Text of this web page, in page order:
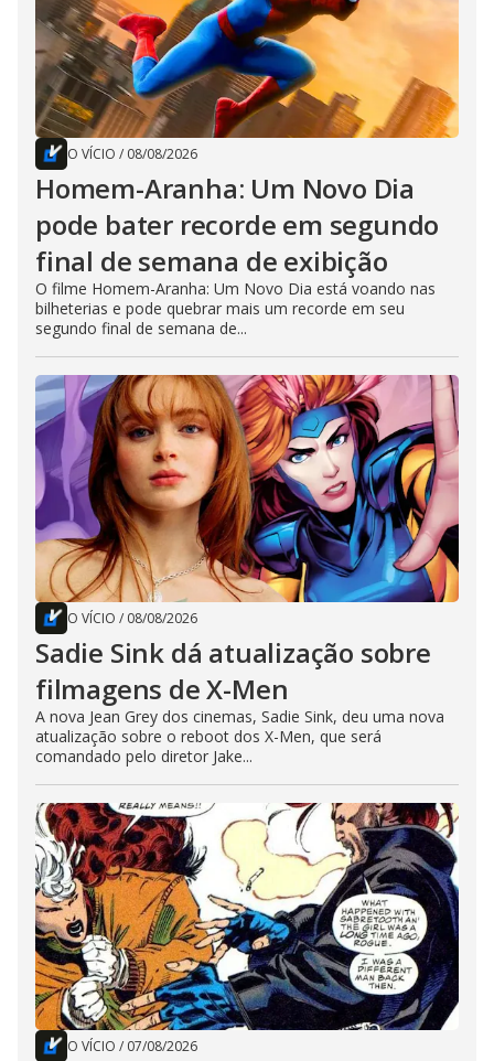
O VÍCIO / 08/08/2026
Homem-Aranha: Um Novo Dia
pode bater recorde em segundo
final de semana de exibição
O filme Homem-Aranha: Um Novo Dia está voando nas
bilheterias e pode quebrar mais um recorde em seu
segundo final de semana de...
O VÍCIO / 08/08/2026
Sadie Sink dá atualização sobre
filmagens de X-Men
A nova Jean Grey dos cinemas, Sadie Sink, deu uma nova
atualização sobre o reboot dos X-Men, que será
comandado pelo diretor Jake...
O VÍCIO / 07/08/2026